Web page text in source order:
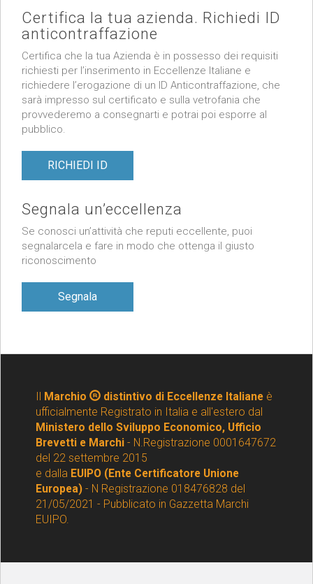
Certifica la tua azienda. Richiedi ID
anticontraffazione
Certifica che la tua Azienda è in possesso dei requisiti
richiesti per l’inserimento in Eccellenze Italiane e
richiedere l’erogazione di un ID Anticontraffazione, che
sarà impresso sul certificato e sulla vetrofania che
provvederemo a consegnarti e potrai poi esporre al
pubblico.
RICHIEDI ID
Segnala un’eccellenza
Se conosci un’attività che reputi eccellente, puoi
segnalarcela e fare in modo che ottenga il giusto
riconoscimento
Segnala
Marchio distintivo di Eccellenze Italianeè
ufficialmente Registrato in Italia e all'estero dal
Ministero dello Sviluppo Economico, Ufficio
Brevetti e Marchi - N.Registrazione 0001647672
del 22 settembre 2015
e dalla EUIPO (Ente Certificatore Unione
Europea) - N Registrazione 018476828 del
21/05/2021 - Pubblicato in Gazzetta Marchi
EUIPO.